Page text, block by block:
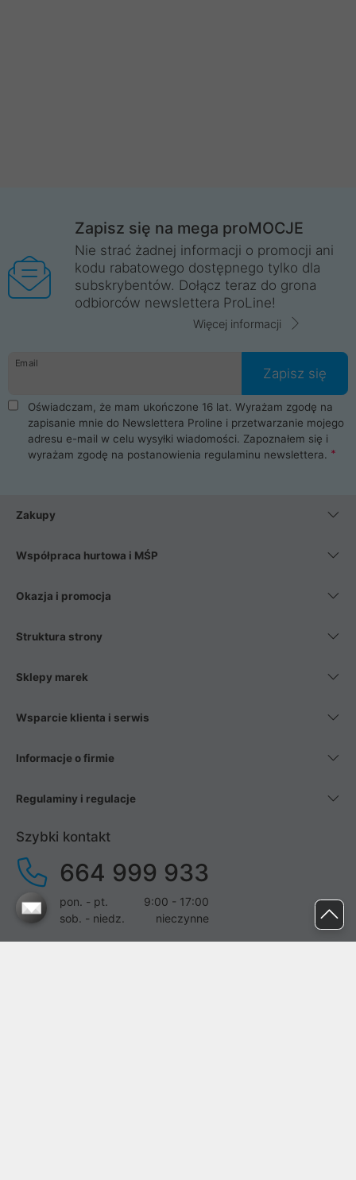
Zapisz się na mega proMOCJE
Nie strać żadnej informacji o promocji ani
kodu rabatowego dostępnego tylko dla
subskrybentów. Dołącz teraz do grona
odbiorców newslettera ProLine!
Więcej informacji
Email
Zapisz się
Oświadczam, że mam ukończone 16 lat. Wyrażam zgodę na
zapisanie mnie do Newslettera Proline i przetwarzanie mojego
adresu e-mail w celu wysyłki wiadomości. Zapoznałem się i
wyrażam zgodę na postanowienia regulaminu newslettera.
Zakupy
Współpraca hurtowa i MŚP
Okazja i promocja
Struktura strony
Sklepy marek
Wsparcie klienta i serwis
Informacje o firmie
Regulaminy i regulacje
Szybki kontakt
664 999 933
pon. - pt.
9:00 - 17:00
sob. - niedz.
nieczynne